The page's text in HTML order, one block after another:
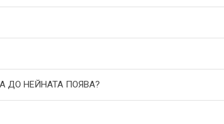
ДО НЕЙНАТА ПОЯВА?